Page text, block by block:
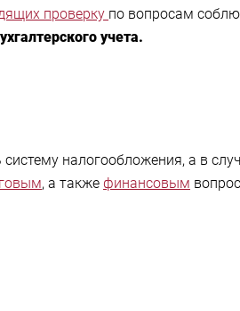
проверку по вопросам
учета.
налогообложения, а в
, а также финансовым